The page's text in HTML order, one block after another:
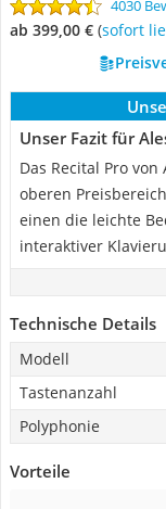
4030
ab 399,00 € ( Sofort
Unser Fazit für
Das Recital Pro
oberen
einen die leichte
interaktiver
Technische Details
Modell
Tastenanzahl
Polyphonie
Vorteile